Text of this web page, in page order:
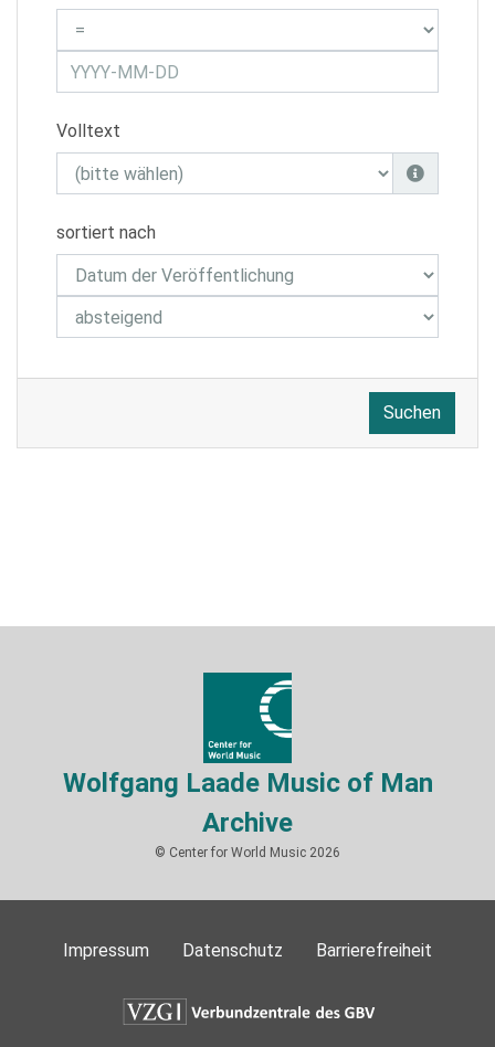
Volltext
sortiert nach
Suchen
Wolfgang Laade Music of Man
Archive
© Center for World Music 2026
Impressum Datenschutz Barrierefreiheit